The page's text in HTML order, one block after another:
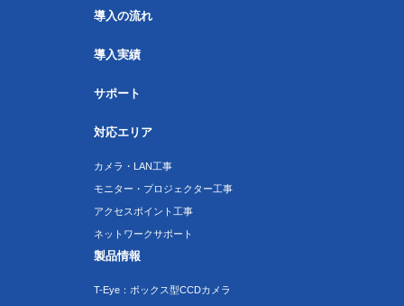
導入の流れ
導入実績
サポート
対応エリア
カメラ・LAN工事
モニター・プロジェクター工事
アクセスポイント工事
ネットワークサポート
製品情報
T-Eye：ボックス型CCDカメラ